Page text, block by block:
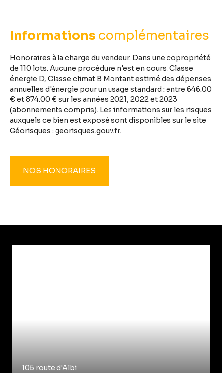
Informations complémentaires
Honoraires à la charge du vendeur. Dans une copropriété
de 110 lots. Aucune procédure n'est en cours. Classe
énergie D, Classe climat B Montant estimé des dépenses
annuelles d'énergie pour un usage standard : entre 646.00
€ et 874.00 € sur les années 2021, 2022 et 2023
(abonnements compris). Les informations sur les risques
auxquels ce bien est exposé sont disponibles sur le site
Géorisques : georisques.gouv.fr.
NOS HONORAIRES
105 route d'Albi